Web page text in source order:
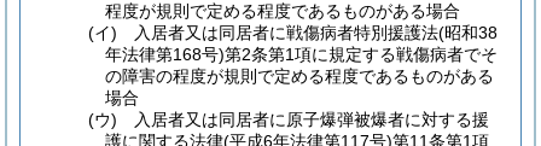
程度が規則で定める程度であるものがある場合
(イ)
入居者又は同居者に戦傷病者特別援護法(昭和38
年法律第168号)第2条第1項に規定する戦傷病者でそ
の障害の程度が規則で定める程度であるものがある
場合
(ウ)
入居者又は同居者に原子爆弾被爆者に対する援
護に関する法律(平成6年法律第117号)第11条第1項